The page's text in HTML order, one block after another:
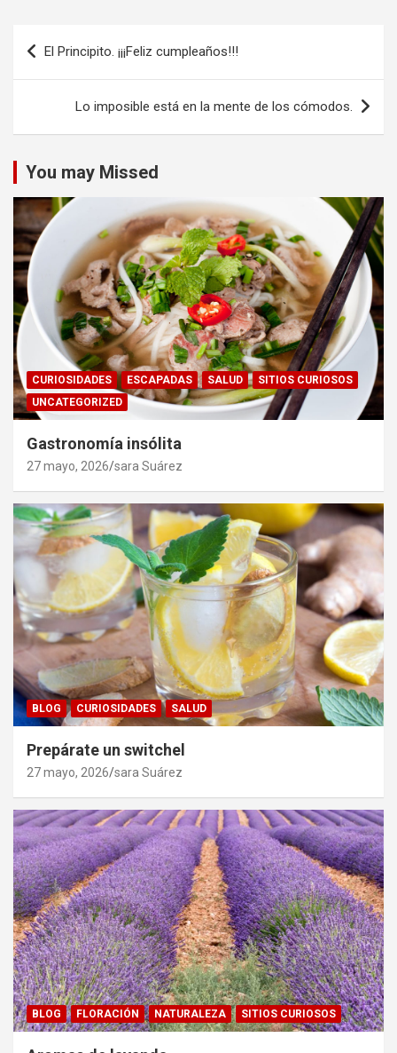
Navegación
de
entradas
El Principito. ¡¡¡Feliz cumpleaños!!!
Lo imposible está en la mente de los cómodos.
You may Missed
CURIOSIDADES ESCAPADAS SALUD
SITIOS CURIOSOS
UNCATEGORIZED
Gastronomía insólita
27 mayo, 2026 sara Suárez
BLOG CURIOSIDADES SALUD
Prepárate un switchel
27 mayo, 2026 sara Suárez
BLOG FLORACIÓN NATURALEZA SITIOS CURIOSOS